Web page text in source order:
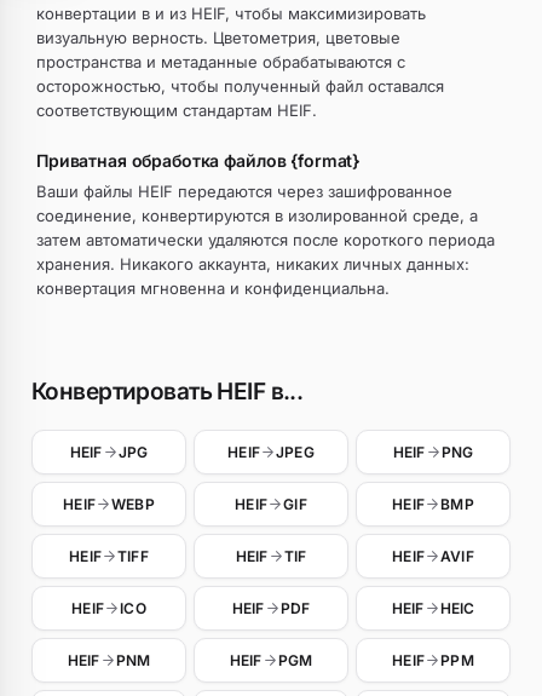
конвертации в и из HEIF, чтобы максимизировать
визуальную верность. Цветометрия, цветовые
пространства и метаданные обрабатываются с
осторожностью, чтобы полученный файл оставался
соответствующим стандартам HEIF.
Приватная обработка файлов {format}
Ваши файлы HEIF передаются через зашифрованное
соединение, конвертируются в изолированной среде, а
затем автоматически удаляются после короткого периода
хранения. Никакого аккаунта, никаких личных данных:
конвертация мгновенна и конфиденциальна.
Конвертировать HEIF в...
HEIF JPG HEIF JPEG HEIF PNG
HEIF WEBP HEIF GIF HEIF BMP
HEIF TIFF HEIF TIF HEIF AVIF
HEIF ICO HEIF PDF HEIF HEIC
HEIF PNM HEIF PGM HEIF PPM